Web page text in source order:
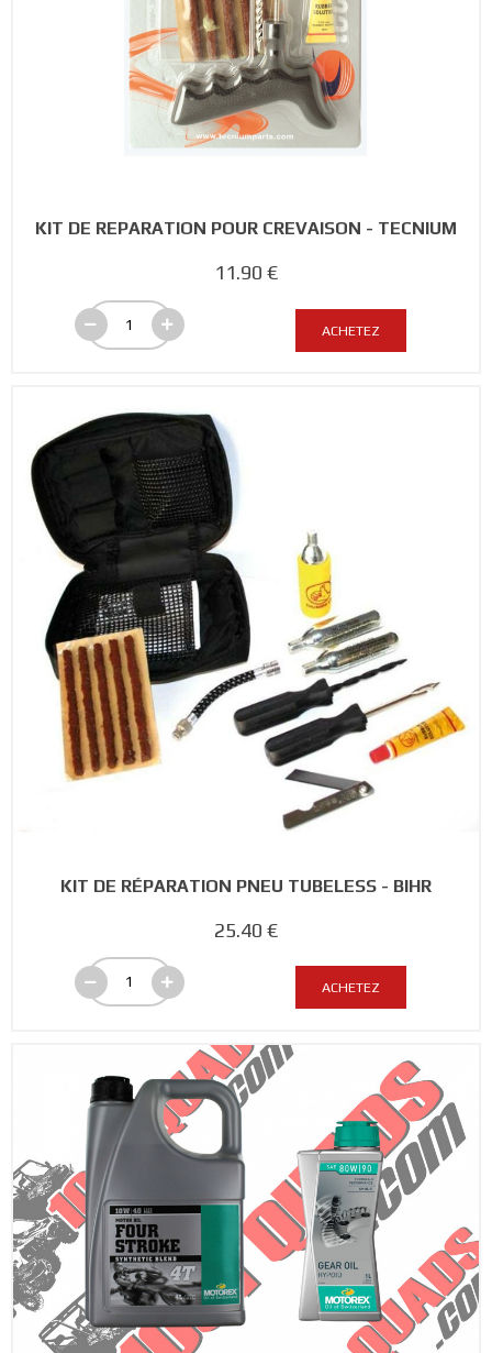
KIT DE REPARATION POUR CREVAISON - TECNIUM
11.90 €
ACHETEZ
KIT DE RÉPARATION PNEU TUBELESS - BIHR
25.40 €
ACHETEZ